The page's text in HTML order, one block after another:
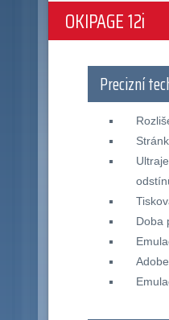
OKIPAGE 12i
Precizní
Doba